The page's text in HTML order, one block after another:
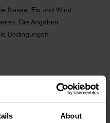
About
Nässe, Eis und Wind
Die Angaben
Bedingungen.